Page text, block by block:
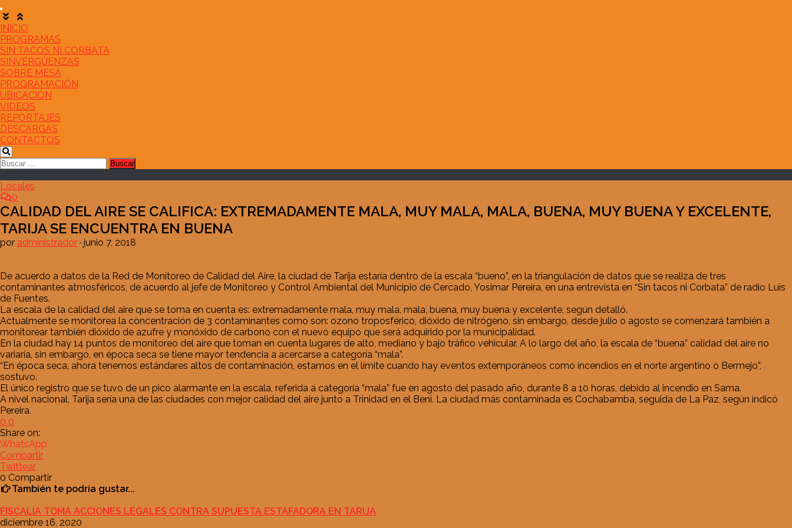
Saltar
al
contenido
INICIO
PROGRAMAS
SIN TACOS NI CORBATA
SINVERGÜENZAS
SOBRE MESA
PROGRAMACIÓN
UBICACIÓN
VIDEOS
REPORTAJES
DESCARGAS
CONTACTOS
Buscar:
Locales
0
CALIDAD DEL AIRE SE CALIFICA: EXTREMADAMENTE MALA, MUY MALA, MALA, BUENA, MUY BUENA Y EXCELENTE,
TARIJA SE ENCUENTRA EN BUENA
por administrador · junio 7, 2018
De acuerdo a datos de la Red de Monitoreo de Calidad del Aire, la ciudad de Tarija estaría dentro de la escala “bueno”, en la triangulación de datos que se realiza de tres
contaminantes atmosféricos, de acuerdo al jefe de Monitoreo y Control Ambiental del Municipio de Cercado, Yosimar Pereira, en una entrevista en “Sin tacos ni Corbata” de radio Luis
de Fuentes.
La escala de la calidad del aire que se toma en cuenta es: extremadamente mala, muy mala, mala, buena, muy buena y excelente, según detalló.
Actualmente se monitorea la concentración de 3 contaminantes como son: ozono troposférico, dióxido de nitrógeno, sin embargo, desde julio o agosto se comenzará también a
monitorear también dióxido de azufre y monóxido de carbono con el nuevo equipo que será adquirido por la municipalidad.
En la ciudad hay 14 puntos de monitoreo del aire que toman en cuenta lugares de alto, mediano y bajo tráfico vehicular. A lo largo del año, la escala de “buena” calidad del aire no
variaría, sin embargo, en época seca se tiene mayor tendencia a acercarse a categoría “mala”.
“En época seca, ahora tenemos estándares altos de contaminación, estamos en el límite cuando hay eventos extemporáneos como incendios en el norte argentino o Bermejo”,
sostuvo.
El único registro que se tuvo de un pico alarmante en la escala, referida a categoría “mala” fue en agosto del pasado año, durante 8 a 10 horas, debido al incendio en Sama.
A nivel nacional, Tarija sería una de las ciudades con mejor calidad del aire junto a Trinidad en el Beni. La ciudad más contaminada es Cochabamba, seguida de La Paz, según indicó
Pereira.
0 0
Share on:
WhatsApp
Compartir
Twittear
0 Compartir
También te podría gustar...
FISCALÍA TOMA ACCIONES LEGALES CONTRA SUPUESTA ESTAFADORA EN TARIJA
diciembre 16, 2020